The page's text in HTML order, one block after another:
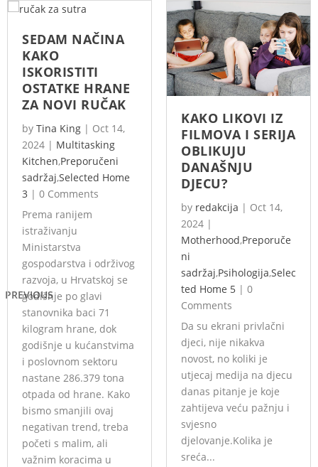
PREVIOUS
SEDAM NAČINA
KAKO
ISKORISTITI
OSTATKE HRANE
ZA NOVI RUČAK
by Tina King | Oct 14,
2024 | Multitasking
Kitchen,Preporučeni
sadržaj,Selected Home
3 | 0 Comments
Prema ranijem
istraživanju
Ministarstva
gospodarstva i održivog
razvoja, u Hrvatskoj se
godišnje po glavi
stanovnika baci 71
kilogram hrane, dok
godišnje u kućanstvima
i poslovnom sektoru
nastane 286.379 tona
otpada od hrane. Kako
bismo smanjili ovaj
negativan trend, treba
početi s malim, ali
važnim koracima u
KAKO LIKOVI IZ
FILMOVA I SERIJA
OBLIKUJU
DANAŠNJU
DJECU?
by redakcija | Oct 14,
2024 |
Motherhood,Preporuče
ni
sadržaj,Psihologija,Selec
ted Home 5 | 0
Comments
Da su ekrani privlačni
djeci, nije nikakva
novost, no koliki je
utjecaj medija na djecu
danas pitanje je koje
zahtijeva veću pažnju i
svjesno
djelovanje.Kolika je
sreća...